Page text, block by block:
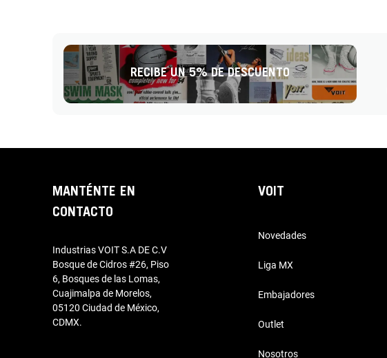
RECIBE UN 5% DE DESCUENTO
MANTÉNTE EN
CONTACTO
Industrias VOIT S.A DE C.V
Bosque de Cidros #26, Piso
6, Bosques de las Lomas,
Cuajimalpa de Morelos,
05120 Ciudad de México,
CDMX.
VOIT
Novedades
Liga MX
Embajadores
Outlet
Nosotros